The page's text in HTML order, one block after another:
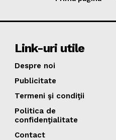
Link-uri utile
Despre noi
Publicitate
Termeni şi condiţii
Politica de
confidenţialitate
Contact